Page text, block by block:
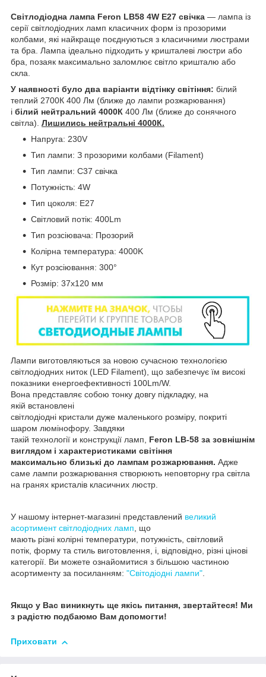
Світлодіодна лампа Feron LB58 4W Е27 свічка — лампа із
серії світлодіодних ламп класичних форм із прозорими
колбами, які найкраще поєднуються з класичними люстрами
та бра. Лампа ідеально підходить у кришталеві люстри або
бра, позаяк максимально заломлює світло кришталю або
скла.
У наявності було два варіанти відтінку світіння: білий
теплий 2700К 400 Лм (ближе до лампи розжарювання)
і білий нейтральний 4000К 400 Лм (ближе до сонячного
світла). Лишились нейтральні 4000К.
Напруга: 230V
Тип лампи: З прозорими колбами (Filament)
Тип лампи: C37 свічка
Потужність: 4W
Тип цоколя: Е27
Світловий потік: 400Lm
Тип розсіювача: Прозорий
Колірна температура: 4000K
Кут розсіювання: 300°
Розмір: 37х120 мм
Лампи виготовляються за новою сучасною технологією
світлодіодних ниток (LED Filament), що забезпечує їм високі
показники енергоефективності 100Lm/W.
Вона представляє собою тонку довгу підкладку, на
якій встановлені
світлодіодні кристали дуже маленького розміру, покриті
шаром люмінофору. Завдяки
такій технології и конструкції ламп, Feron LB-58 за зовнішнім
виглядом і характеристиками світіння
максимально близькі до лампам розжарювання. Адже
саме лампи розжарювання створюють неповторну гра світла
на гранях кристалів класичних люстр.
У нашому інтернет-магазині представлений великий
асортимент світлодіодних ламп, що
мають різні колірні температури, потужність, світловий
потік, форму та стиль виготовлення, і, відповідно, різні цінові
категорії. Ви можете ознайомитися з більшою частиною
асортименту за посиланням: "Світодіодні лампи".
Якщо у Вас виникнуть ще якісь питання, звертайтеся! Ми
з радістю подбаюмо Вам допомогти!
Приховати